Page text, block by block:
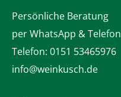
Persönliche Beratung
per WhatsApp & Telefon
Telefon: 0151 53465976
info@weinkusch.de